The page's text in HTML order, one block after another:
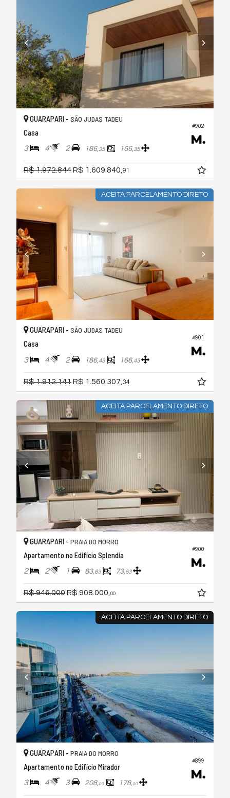
#902
GUARAPARI - SÃO JUDAS TADEU
Casa
3 4 2 186,35 166,35
R$ 1.972.844R$ 1.609.840, 91
ACEITA PARCELAMENTO DIRETO
#901
GUARAPARI - SÃO JUDAS TADEU
Casa
3 4 2 186,43 166,43
R$ 1.912.141R$ 1.560.307, 34
ACEITA PARCELAMENTO DIRETO
#900
GUARAPARI - PRAIA DO MORRO
Apartamento no Edifício Splendia
2 2 1 83,63 73,63
R$ 946.000R$ 908.000, 00
ACEITA PARCELAMENTO DIRETO
#899
GUARAPARI - PRAIA DO MORRO
Apartamento no Edifício Mirador
3 4 3 208,00 178,00